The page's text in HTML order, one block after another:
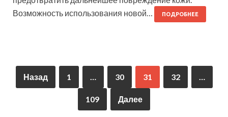
Возможность использования новой…
ПОДРОБНЕЕ
Назад 1 … 30 31 32 …
109 Далее